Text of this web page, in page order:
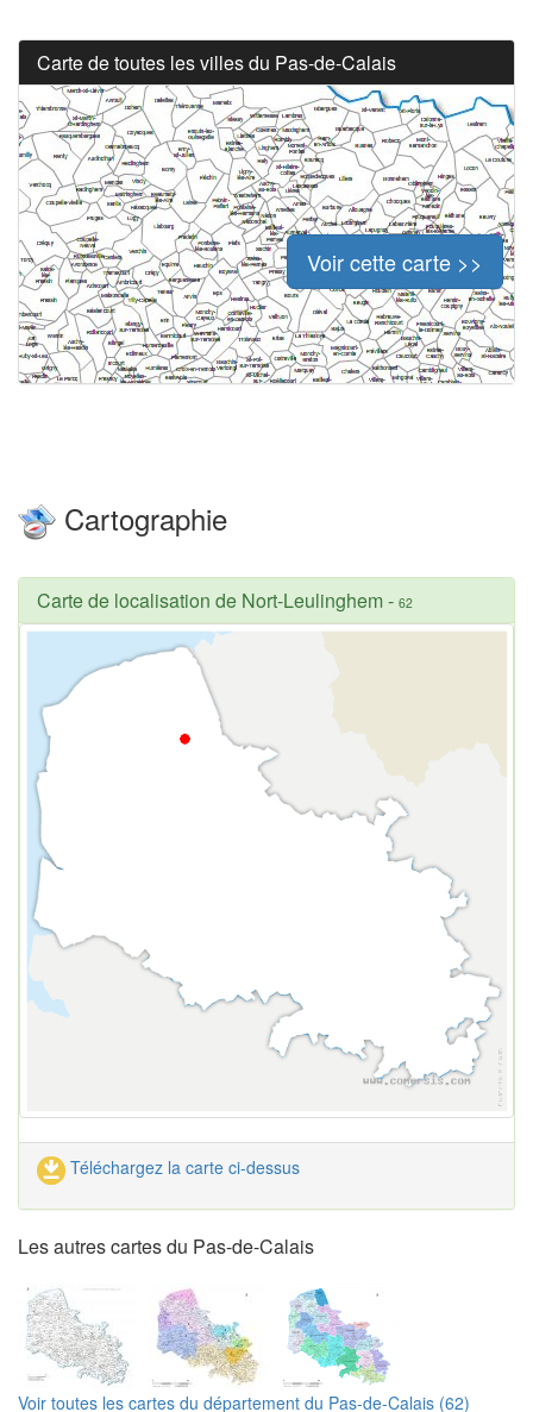
Carte de toutes les villes du Pas-de-Calais
Voir cette carte >>
Cartographie
Carte de localisation de Nort-Leulinghem- 62
Téléchargez la carte ci-dessus
Les autres cartes du Pas-de-Calais
Voir toutes les cartes du département du Pas-de-Calais (62)